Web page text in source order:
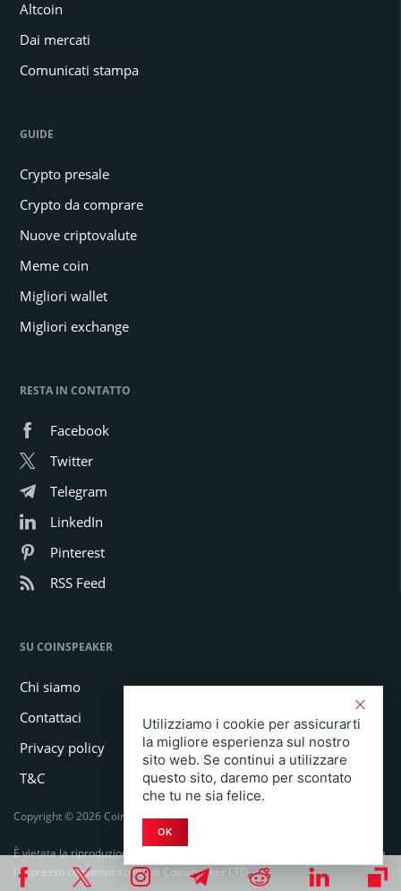
Altcoin
Dai mercati
Comunicati stampa
GUIDE
Crypto presale
Crypto da comprare
Nuove criptovalute
Meme coin
Migliori wallet
Migliori exchange
RESTA IN CONTATTO
Facebook
Twitter
Telegram
LinkedIn
Pinterest
RSS Feed
SU COINSPEAKER
Chi siamo
Contattaci
Privacy policy
T&C
Copyright © 2026 Coinspeaker LTD. All rights reserved.
È vietata la riproduzione totale o parziale in qualsiasi forma o mezzo senza
l'espresso consenso scritto di Coinspeaker LTD.
Utilizziamo i cookie per assicurarti
la migliore esperienza sul nostro
sito web. Se continui a utilizzare
questo sito, daremo per scontato
che tu ne sia felice.
OK